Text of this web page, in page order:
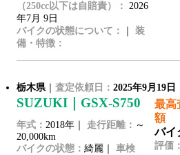
（250cc以下は自賠責）： 2026
年7月 9日
バイクの状態について：
装
備・特徴：
栃木県｜ 査定依頼日： 2025年9月19日
SUZUKI｜GSX-S750
年式： 2018年｜ 走行距離： ～
20,000km
バイクの状態： 綺麗｜ 車検
最高
額
バイ
評価：